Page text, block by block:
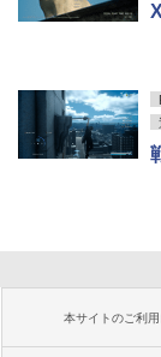
本サイトのご利